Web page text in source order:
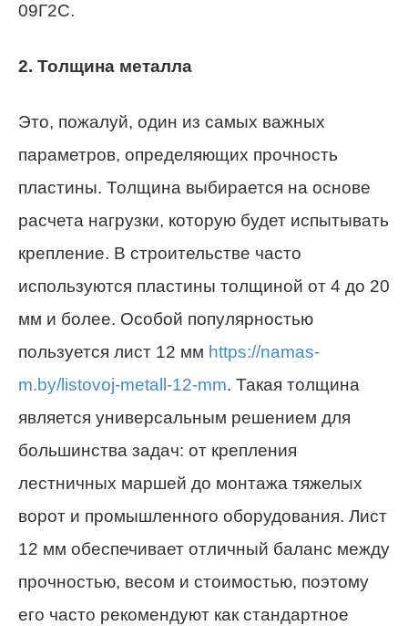
09Г2С.
2. Толщина металла
Это, пожалуй, один из самых важных
параметров, определяющих прочность
пластины. Толщина выбирается на основе
расчета нагрузки, которую будет испытывать
крепление. В строительстве часто
используются пластины толщиной от 4 до 20
мм и более. Особой популярностью
пользуется лист 12 мм https://namas-
m.by/listovoj-metall-12-mm. Такая толщина
является универсальным решением для
большинства задач: от крепления
лестничных маршей до монтажа тяжелых
ворот и промышленного оборудования. Лист
12 мм обеспечивает отличный баланс между
прочностью, весом и стоимостью, поэтому
его часто рекомендуют как стандартное